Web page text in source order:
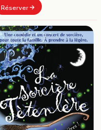
Réserver